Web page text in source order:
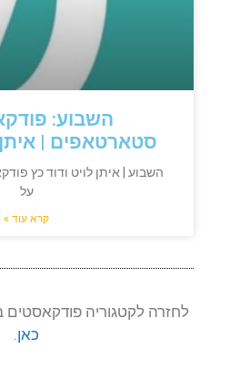
השבוע:
סטארטאפים | איתן
השבוע | איתן לויט ודוד כץ
על
קרא עוד »
לחזרה לקטגוריה פודקאסטים
כאן.